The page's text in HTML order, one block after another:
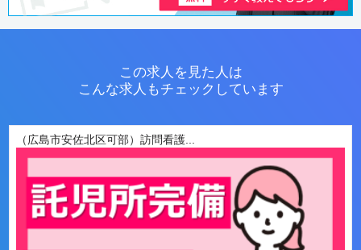
この求人を見た人は
こんな求人もチェックしています
（広島市安佐北区可部）訪問看護...